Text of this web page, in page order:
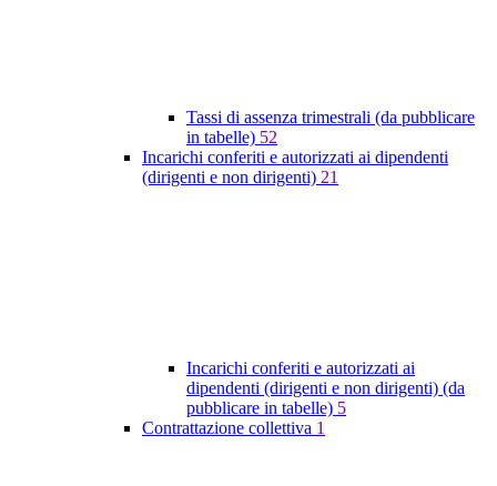
Tassi di assenza trimestrali (da pubblicare
in tabelle) 52
Incarichi conferiti e autorizzati ai dipendenti
(dirigenti e non dirigenti) 21
Incarichi conferiti e autorizzati ai
dipendenti (dirigenti e non dirigenti) (da
pubblicare in tabelle) 5
Contrattazione collettiva 1